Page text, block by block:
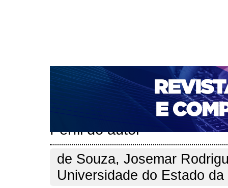
CAPA SOBRE ACESSO CADASTRO
NOTÍCIAS
PORTAL DE REVISTAS DA UNIFACS
PARA AVALIADORES
NOVA SUBMISSÃO
Perfil do autor
de Souza, Josemar
Universidade do Estado